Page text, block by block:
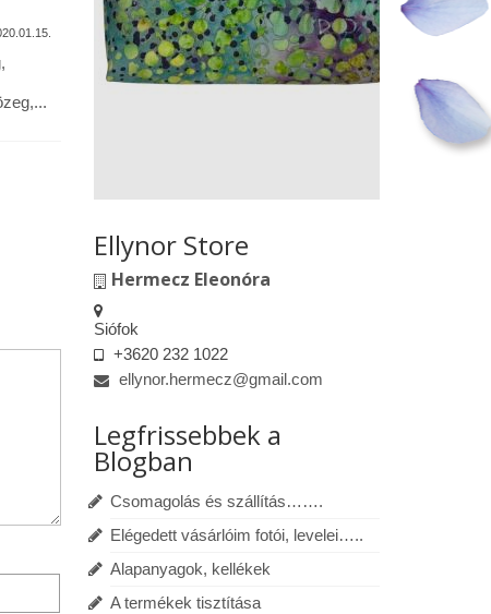
A termékek tisztítása
2020.01.13.
Alapanyagok: Tilda pamutvászon,
designer pamutvászon, lenvászon,
Kedves
Ellynor Store
Hermecz Eleonóra
Siófok
+3620 232 1022
ellynor.hermecz@gmail.com
Legfrissebbek a
Blogban
Csomagolás és szállítás…….
Elégedett vásárlóim fotói, levelei…..
Alapanyagok, kellékek
A termékek tisztítása